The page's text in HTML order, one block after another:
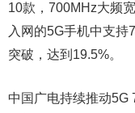
10款，700MHz大频
入网的5G手机中支
突破，达到19.5%。
中国广电持续推动5G